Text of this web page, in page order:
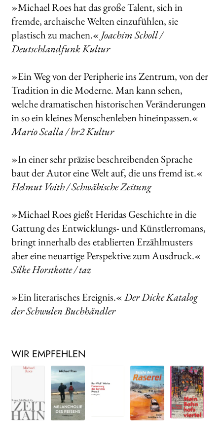
»Michael Roes hat das große Talent, sich in
fremde, archaische Welten einzufühlen, sie
plastisch zu machen.« Joachim Scholl /
Deutschlandfunk Kultur
»Ein Weg von der Peripherie ins Zentrum, von der
Tradition in die Moderne. Man kann sehen,
welche dramatischen historischen Veränderungen
in so ein kleines Menschenleben hineinpassen.«
Mario Scalla / hr2 Kultur
»In einer sehr präzise beschreibenden Sprache
baut der Autor eine Welt auf, die uns fremd ist.«
Helmut Voith / Schwäbische Zeitung
»Michael Roes gießt Heridas Geschichte in die
Gattung des Entwicklungs- und Künstlerromans,
bringt innerhalb des etablierten Erzählmusters
aber eine neuartige Perspektive zum Ausdruck.«
Silke Horstkotte / taz
»Ein literarisches Ereignis.« Der Dicke Katalog
der Schwulen Buchhändler
WIR EMPFEHLEN